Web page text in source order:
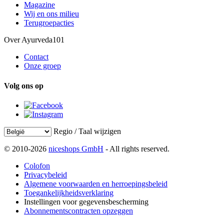
Magazine
Wij en ons milieu
Terugroepacties
Over Ayurveda101
Contact
Onze groep
Volg ons op
Regio / Taal wijzigen
© 2010-2026 niceshops GmbH - All rights reserved.
Colofon
Privacybeleid
Algemene voorwaarden en herroepingsbeleid
Toegankelijkheidsverklaring
Instellingen voor gegevensbescherming
Abonnementscontracten opzeggen